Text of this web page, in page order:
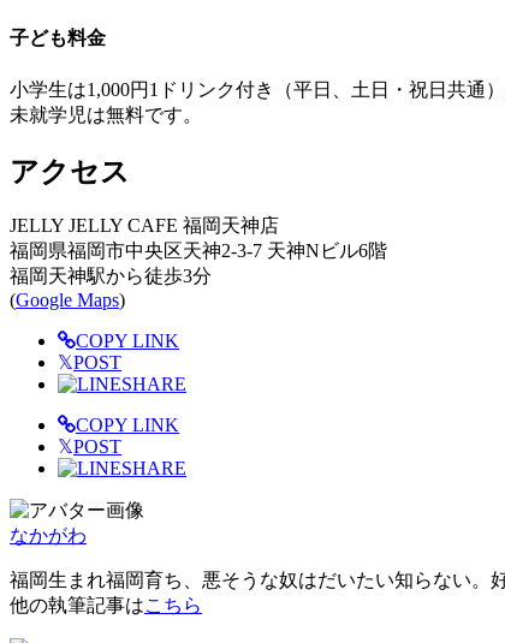
子ども料金
小学生は1,000円1ドリンク付き（平日、土日・祝日共通）
未就学児は無料です。
アクセス
JELLY JELLY CAFE 福岡天神店
福岡県福岡市中央区天神2-3-7 天神Nビル6階
福岡天神駅から徒歩3分
(Google Maps)
COPY LINK
𝕏POST
SHARE
COPY LINK
𝕏POST
SHARE
なかがわ
福岡生まれ福岡育ち、悪そうな奴はだいたい知らない。
他の執筆記事はこちら